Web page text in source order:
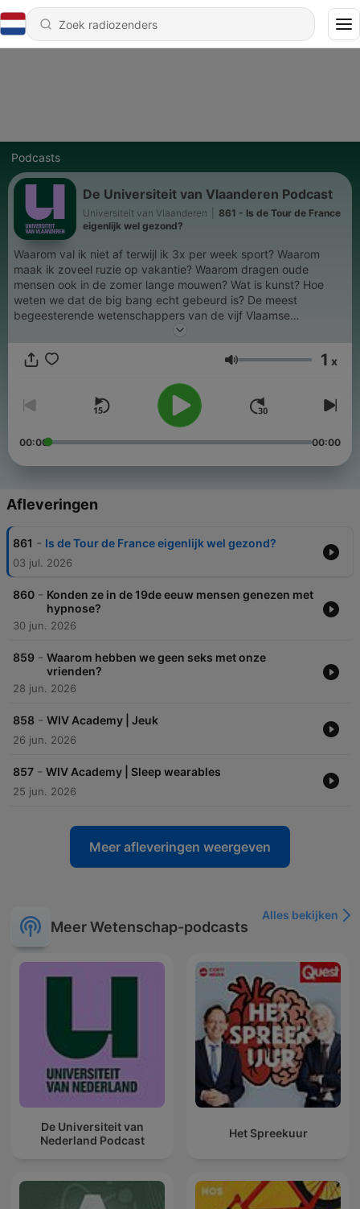
Podcasts
De Universiteit van Vlaanderen Podcast
Universiteit van Vlaanderen
861 - Is de Tour de France
eigenlijk wel gezond?
Waarom val ik niet af terwijl ik 3x per week sport? Waarom
maak ik zoveel ruzie op vakantie? Waarom dragen oude
mensen ook in de zomer lange mouwen? Wat is kunst? Hoe
weten we dat de big bang echt gebeurd is? De meest
begeesterende wetenschappers van de vijf Vlaamse
universiteiten geven een antwoord op al deze vragen en nog
info@universiteitvanvlaanderen.be Deze podcast is Creative
maar vergeet onze naam niet te vermelden.
Volume 1 x
00:00 00:00
Afleveringen
861 - Is de Tour de France eigenlijk wel gezond?
03 jul. 2026
860 - Konden ze in de 19de eeuw mensen genezen met
hypnose?
30 jun. 2026
859 - Waarom hebben we geen seks met onze
vrienden?
28 jun. 2026
858 - WIV Academy | Jeuk
26 jun. 2026
857 - WIV Academy | Sleep wearables
25 jun. 2026
Meer afleveringen weergeven
Meer Wetenschap-podcasts
Alles bekijken
De Universiteit van
Nederland Podcast
Het Spreekuur